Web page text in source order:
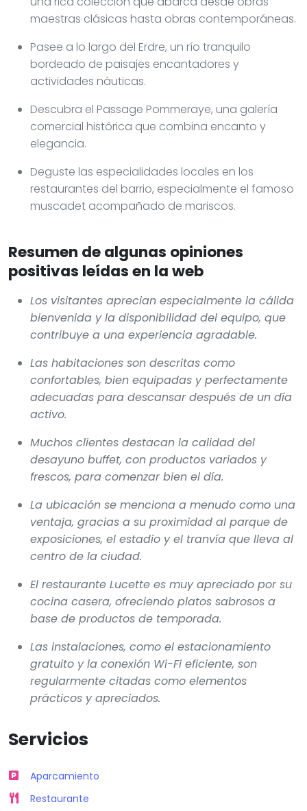
maestras clásicas hasta obras contemporáneas.
Pasee a lo largo del Erdre, un río tranquilo
bordeado de paisajes encantadores y
actividades náuticas.
Descubra el Passage Pommeraye, una galería
comercial histórica que combina encanto y
elegancia.
Deguste las especialidades locales en los
restaurantes del barrio, especialmente el famoso
muscadet acompañado de mariscos.
Resumen de algunas opiniones
positivas leídas en la web
Los visitantes aprecian especialmente la cálida
bienvenida y la disponibilidad del equipo, que
contribuye a una experiencia agradable.
Las habitaciones son descritas como
confortables, bien equipadas y perfectamente
adecuadas para descansar después de un día
activo.
Muchos clientes destacan la calidad del
desayuno buffet, con productos variados y
frescos, para comenzar bien el día.
La ubicación se menciona a menudo como una
ventaja, gracias a su proximidad al parque de
exposiciones, el estadio y el tranvía que lleva al
centro de la ciudad.
El restaurante Lucette es muy apreciado por su
cocina casera, ofreciendo platos sabrosos a
base de productos de temporada.
Las instalaciones, como el estacionamiento
gratuito y la conexión Wi-Fi eficiente, son
regularmente citadas como elementos
prácticos y apreciados.
Servicios
Aparcamiento
Restaurante